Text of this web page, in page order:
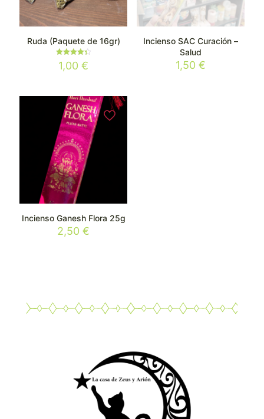
Ruda (Paquete de 16gr)
Valorado
con
1,00€
Incienso SAC Curación –
Salud
1,50 €
Incienso Ganesh Flora 25g
2,50€